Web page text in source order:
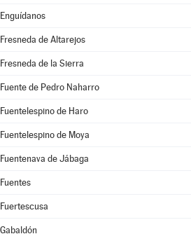
Enguídanos
Fresneda de Altarejos
Fresneda de la Sierra
Fuente de Pedro Naharro
Fuentelespino de Haro
Fuentelespino de Moya
Fuentenava de Jábaga
Fuentes
Fuertescusa
Gabaldón